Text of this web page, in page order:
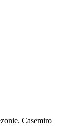
Casemiro